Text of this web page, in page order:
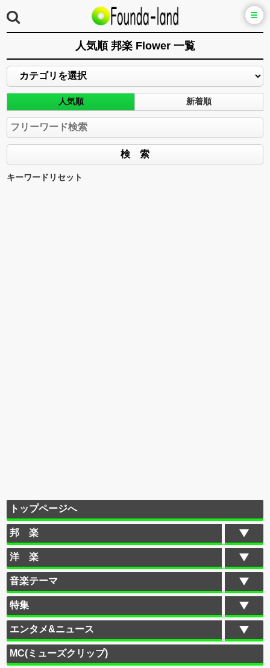
人気順 邦楽 Flower 一覧
人気順 新着順
キーワードリセット
トップページへ
邦 楽
洋 楽
音楽テーマ
特集
エンタメ&ニュース
MC(ミューズクリップ)